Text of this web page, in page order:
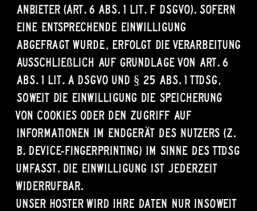
Anbieter (Art. 6 Abs. 1 lit. f DSGVO). Sofern
eine entsprechende Einwilligung
abgefragt wurde, erfolgt die Verarbeitung
ausschließlich auf Grundlage von Art. 6
Abs. 1 lit. a DSGVO und § 25 Abs. 1 TTDSG,
soweit die Einwilligung die Speicherung
von Cookies oder den Zugriff auf
Informationen im Endgerät des Nutzers (z.
B. Device-Fingerprinting) im Sinne des TTDSG
umfasst. Die Einwilligung ist jederzeit
widerrufbar.
Unser Hoster wird Ihre Daten nur insoweit